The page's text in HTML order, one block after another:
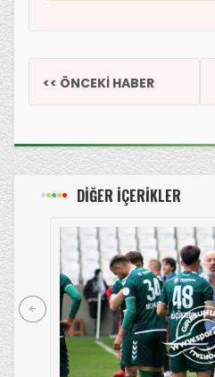
<< ÖNCEKİ HABER
DİĞER İÇERİKLER